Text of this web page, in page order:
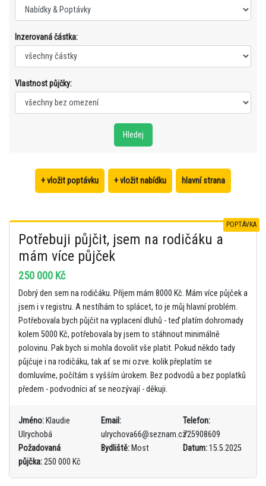
Inzerovaná částka:
Vlastnost půjčky:
+ vložit poptávku + vložit nabídku hlavní strana
POPTÁVKA
Potřebuji půjčit, jsem na rodičáku a
mám více půjček
250 000 Kč
Dobrý den sem na rodičáku. Příjem mám 8000 Kč. Mám více půjček a
jsem i v registru. A nestíhám to splácet, to je můj hlavní problém.
Potřebovala bych půjčit na vyplacení dluhů - teď platím dohromady
kolem 5000 Kč, potřebovala by jsem to stáhnout minimálně
polovinu. Pak bych si mohla dovolit vše platit. Pokud někdo tady
půjčuje i na rodičáku, tak ať se mi ozve. kolik přeplatím se
domluvíme, počítám s vyšším úrokem. Bez podvodů a bez poplatků
předem - podvodníci ať se neozývají - děkuji.
Jméno: Klaudie
Ulrychobá
Email:
ulrychova66@seznam.cz
Telefon:
725908609
Požadovaná
půjčka:250 000 Kč
Bydliště:Most Datum:15.5.2025